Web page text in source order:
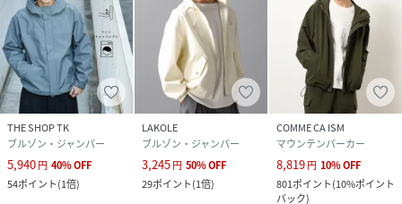
THE SHOP TK
ブルゾン・ジャンパー
5,940円 40%OFF
54ポイント(1倍)
LAKOLE
ブルゾン・ジャンパー
3,245円 50%OFF
29ポイント(1倍)
COMME CA ISM
マウンテンパーカー
8,819円 10%OFF
801ポイント(10%ポイント
バック)